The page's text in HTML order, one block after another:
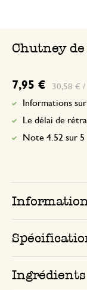
Chutney
7,95 € 30,58 € /
Informations
Le délai de
Note 4.52 sur 5
Ingrédients